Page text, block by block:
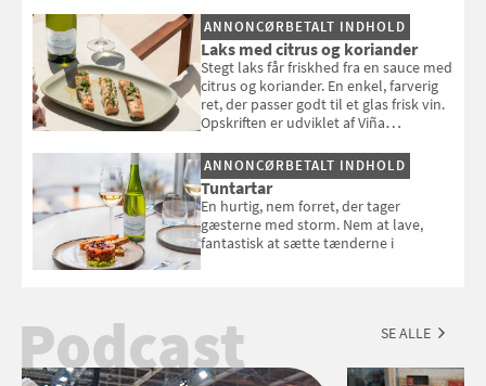
selvstændigt måltid. Opskriften er fra
Louisa Lorangs kogebog "Salat".
ANNONCØRBETALT INDHOLD
Laks med citrus og koriander
Stegt laks får friskhed fra en sauce med
citrus og koriander. En enkel, farverig
ret, der passer godt til et glas frisk vin.
Opskriften er udviklet af Viña
ANNONCØRBETALT INDHOLD
Tuntartar
En hurtig, nem forret, der tager
gæsterne med storm. Nem at lave,
fantastisk at sætte tænderne i
Podcast SE ALLE